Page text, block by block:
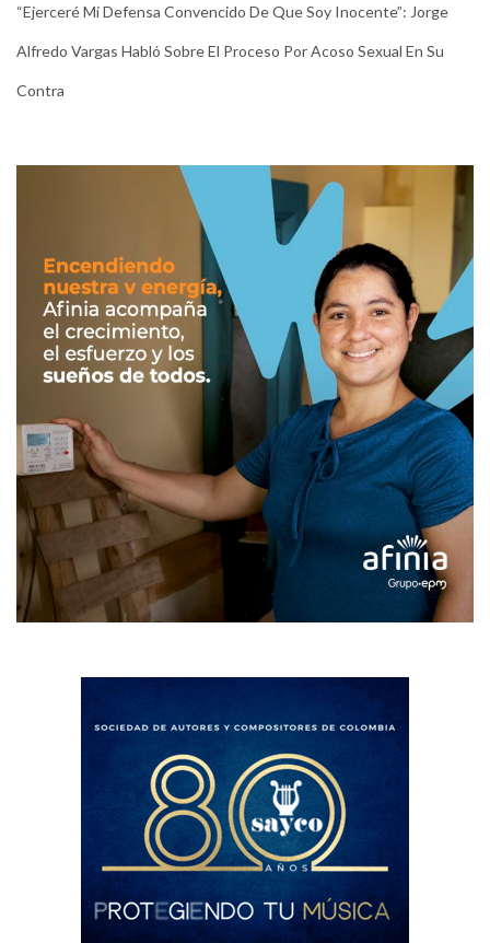
“Ejerceré Mi Defensa Convencido De Que Soy Inocente”: Jorge
Alfredo Vargas Habló Sobre El Proceso Por Acoso Sexual En Su
Contra